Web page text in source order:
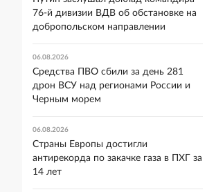
76-й дивизии ВДВ об обстановке на
добропольском направлении
06.08.2026
Средства ПВО сбили за день 281
дрон ВСУ над регионами России и
Черным морем
06.08.2026
Страны Европы достигли
антирекорда по закачке газа в ПХГ за
14 лет